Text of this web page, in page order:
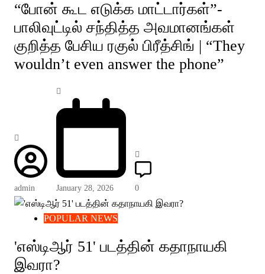
“போன் கூட எடுக்க மாட்டார்கள்”-
பாலிவுட்டில் சந்தித்த அவமானங்கள்
குறித்த பேசிய ரகுல் பிரீத்சிங் | “They
wouldn’t even answer the phone”
admin January 28, 2026 0
POPULAR NEWS
'எஸ்டிஆர் 51' படத்தின் கதாநாயகி
இவரா?